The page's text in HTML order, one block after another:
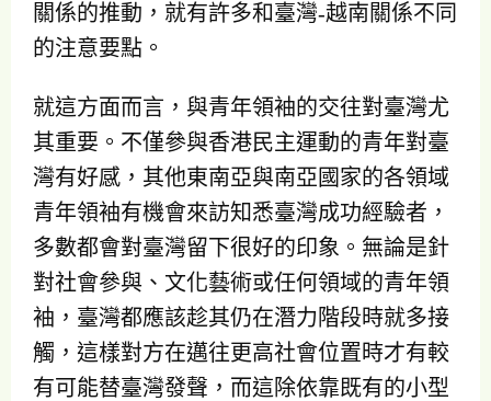
關係的推動，就有許多和臺灣-越南關係不同
的注意要點。
就這方面而言，與青年領袖的交往對臺灣尤
其重要。不僅參與香港民主運動的青年對臺
灣有好感，其他東南亞與南亞國家的各領域
青年領袖有機會來訪知悉臺灣成功經驗者，
多數都會對臺灣留下很好的印象。無論是針
對社會參與、文化藝術或任何領域的青年領
袖，臺灣都應該趁其仍在潛力階段時就多接
觸，這樣對方在邁往更高社會位置時才有較
有可能替臺灣發聲，而這除依靠既有的小型